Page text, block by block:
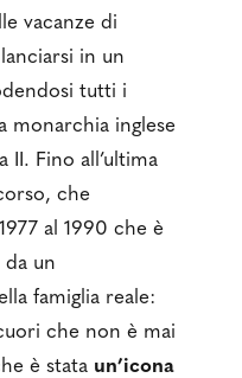
vacanze di
in un
tutti i
monarchia inglese
II. Fino all’ultima
che
al 1990 che è
un
famiglia reale:
che non è mai
è stata un’icona